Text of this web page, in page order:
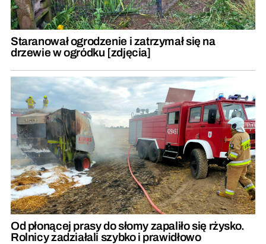
Staranował ogrodzenie i zatrzymał się na
drzewie w ogródku [zdjęcia]
Od płonącej prasy do słomy zapaliło się rżysko.
Rolnicy zadziałali szybko i prawidłowo